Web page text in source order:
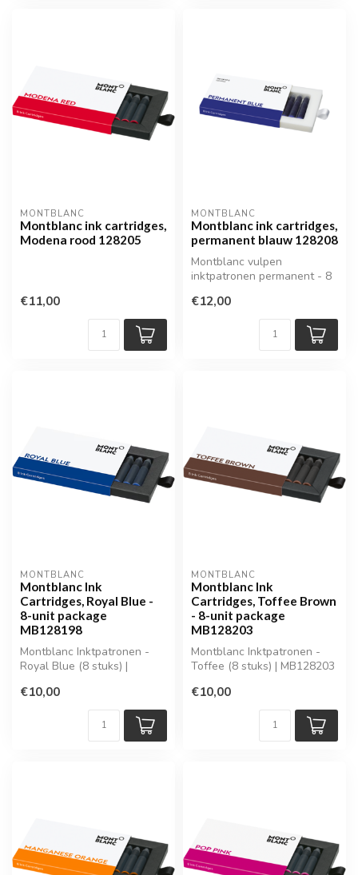
MONTBLANC
Montblanc ink cartridges,
Modena rood 128205
€11,00
MONTBLANC
Montblanc ink cartridges,
permanent blauw 128208
Montblanc vulpen
inktpatronen permanent - 8
€12,00
MONTBLANC
Montblanc Ink
Cartridges, Royal Blue -
8-unit package
MB128198
Montblanc Inktpatronen -
Royal Blue (8 stuks) |
€10,00
MONTBLANC
Montblanc Ink
Cartridges, Toffee Brown
- 8-unit package
MB128203
Montblanc Inktpatronen -
Toffee (8 stuks) | MB128203
€10,00